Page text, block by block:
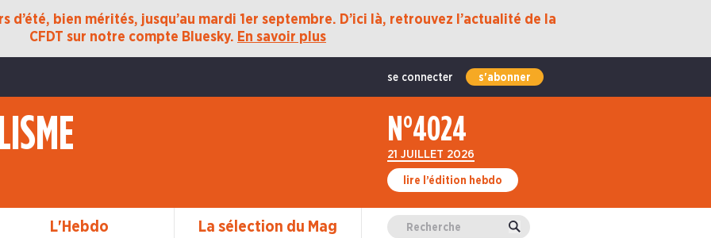
d’été, bien mérités, jusqu’au mardi 1er septembre. D’ici là, retrouvez l’actualité de la
CFDT sur notre compte Bluesky. En savoir plus
se connecter s'abonner
N°4024
21 JUILLET 2026
lire l’édition hebdo
L'Hebdo La sélection du Mag Valider